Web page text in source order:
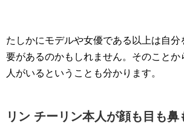
たしかにモデルや女優である以上は自分
要があるのかもしれません。そのことか
人がいるということも分かります。
リン チーリン本人が顔も目も鼻